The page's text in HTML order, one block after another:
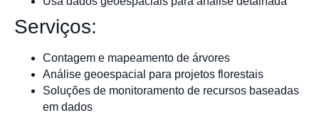
Serviços:
Contagem e mapeamento de árvores
Análise geoespacial para projetos florestais
Soluções de monitoramento de recursos baseadas
em dados